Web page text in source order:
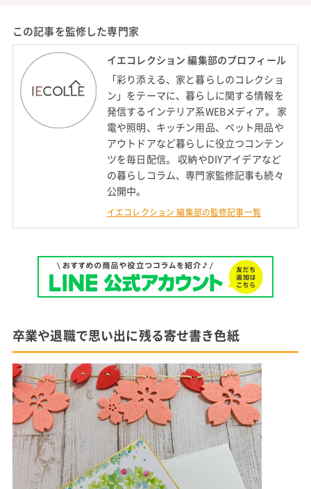
この記事を監修した専門家
イエコレクション 編集部のプロフィール
「彩り添える、家と暮らしのコレクショ
ン」をテーマに、暮らしに関する情報を
発信するインテリア系WEBメディア。 家
電や照明、キッチン用品、ペット用品や
アウトドアなど暮らしに役立つコンテン
ツを毎日配信。 収納やDIYアイデアなど
の暮らしコラム、専門家監修記事も続々
公開中。
イエコレクション 編集部の監修記事一覧
卒業や退職で思い出に残る寄せ書き色紙